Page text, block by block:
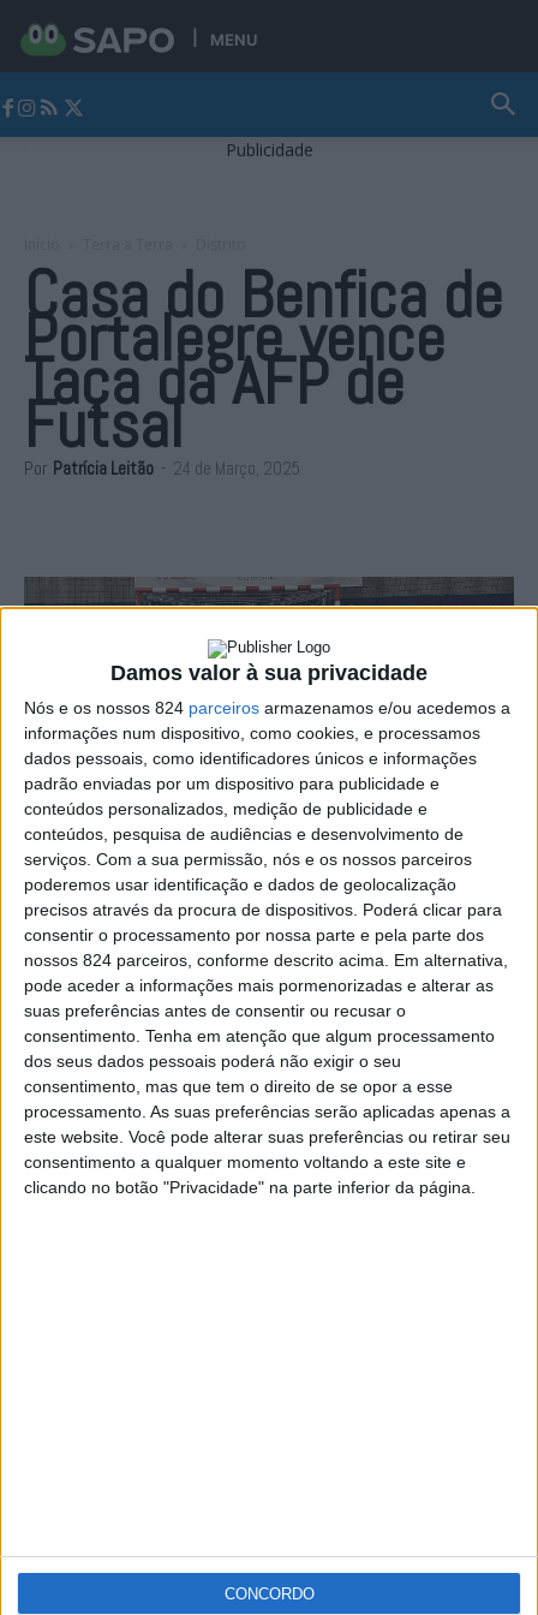
Damos valor à sua privacidade
Nós e os nossos 824 parceiros armazenamos e/ou acedemos a
informações num dispositivo, como cookies, e processamos
dados pessoais, como identificadores únicos e informações
padrão enviadas por um dispositivo para publicidade e
conteúdos personalizados, medição de publicidade e
conteúdos, pesquisa de audiências e desenvolvimento de
serviços. Com a sua permissão, nós e os nossos parceiros
poderemos usar identificação e dados de geolocalização
precisos através da procura de dispositivos. Poderá clicar para
consentir o processamento por nossa parte e pela parte dos
nossos 824 parceiros, conforme descrito acima. Em alternativa,
pode aceder a informações mais pormenorizadas e alterar as
suas preferências antes de consentir ou recusar o
consentimento. Tenha em atenção que algum processamento
dos seus dados pessoais poderá não exigir o seu
consentimento, mas que tem o direito de se opor a esse
processamento. As suas preferências serão aplicadas apenas a
este website. Você pode alterar suas preferências ou retirar seu
consentimento a qualquer momento voltando a este site e
clicando no botão "Privacidade" na parte inferior da página.
CONCORDO
MENU
Publicidade
Casa do Benfica de
Portalegre vence
Taça da AFP de
Futsal
Por Patrícia Leitão - 24 de Março, 2025
A equipa de Futsal Casa do Benfica Portalegre
conquistou na tarde de domingo a Taça da AF Portalegre
de Seniores Masculinos de Futsal, depois de vencer o
Nisa Futsal Clube por 9-5.
No final do encontro, que se realizou no Pavilhão
Municipal de Santo António das Areias, no concelho de
Marvão, Nuno Pires, da Direcção da Associação de
Futebol de Portalegre, acompanhado por Silvestre